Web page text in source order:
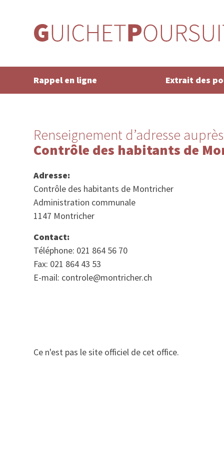
Rappel en ligne Extrait des
Renseignement d’adresse
Contrôle des habitants de
Adresse:
Contrôle des habitants de Montricher
Administration communale
1147 Montricher
Contact:
Téléphone: 021 864 56 70
Fax: 021 864 43 53
E-mail: controle@montricher.ch
Ce n'est pas le site officiel de cet office.